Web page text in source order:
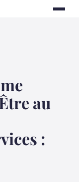
au
: